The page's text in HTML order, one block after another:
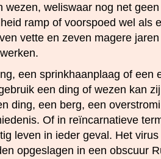
wezen, weliswaar nog net
ramp of voorspoed wel als
vette en zeven magere
een sprinkhaanplaag of een
een ding of wezen kan
ding, een berg, een
Of in reïncarnatieve
leven in ieder geval. Het
opgeslagen in een obscuur